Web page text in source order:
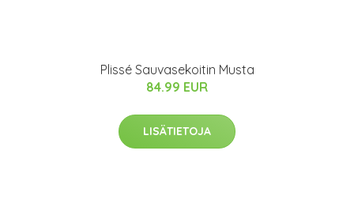
Plissé Sauvasekoitin Musta
84.99 EUR
LISÄTIETOJA